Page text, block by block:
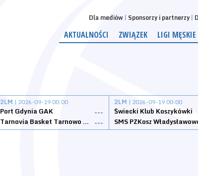
Dla mediów Sponsorzy i partnerzy
AKTUALNOŚCI ZWIĄZEK LIGI MĘSKIE
2LM | 2026-09-19 00:00
Port Gdynia GAK
---
Tarnovia Basket Tarnowo Podgórne ---
2LM | 2026-09-19 00:00
Świecki Klub Koszykówki
SMS PZKosz